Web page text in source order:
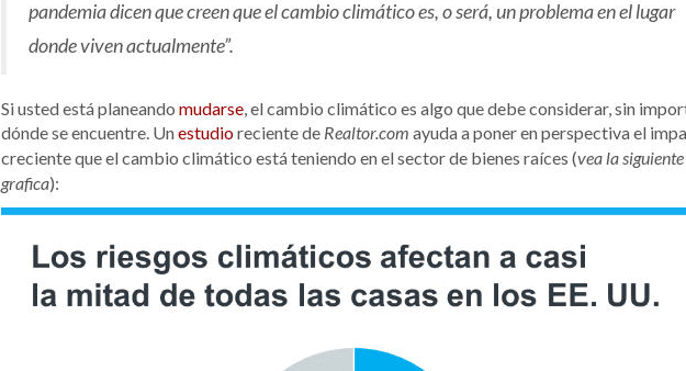
pandemia dicen que creen que el cambio climático es, o será, un problema en el lugar
donde viven actualmente”.
Si usted está planeando mudarse, el cambio climático es algo que debe considerar, sin
dónde se encuentre. Unestudioreciente de Realtor.com ayuda a poner en perspectiva el
creciente que el cambio climático está teniendo en el sector de bienes raíces (vea la siguiente
grafica):